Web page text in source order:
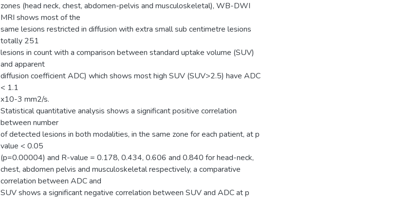
zones (head neck, chest, abdomen-pelvis and musculoskeletal), WB-DWI
MRI shows most of the
same lesions restricted in diffusion with extra small sub centimetre lesions
totally 251
lesions in count with a comparison between standard uptake volume (SUV)
and apparent
diffusion coefficient ADC) which shows most high SUV (SUV>2.5) have ADC
< 1.1
x10-3 mm2/s.
Statistical quantitative analysis shows a significant positive correlation
between number
of detected lesions in both modalities, in the same zone for each patient, at p
value < 0.05
(p=0.00004) and R-value = 0.178, 0.434, 0.606 and 0.840 for head-neck,
chest, abdomen pelvis and musculoskeletal respectively, a comparative
correlation between ADC and
SUV shows a significant negative correlation between SUV and ADC at p